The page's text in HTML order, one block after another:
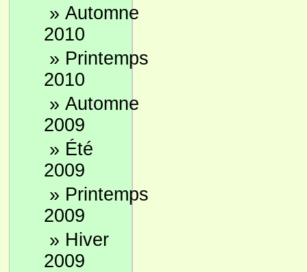
» Automne
2010
» Printemps
2010
» Automne
2009
» Été
2009
» Printemps
2009
» Hiver
2009